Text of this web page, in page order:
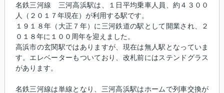
名鉄三河線 三河高浜駅は、１日平均乗車人員、約４３００
人（２０１７年現在）が利用する駅です。
１９１８年（大正７年）に三河鉄道の駅として開業され、２
０１８年に１００周年を迎えました。
高浜市の玄関駅ではありますが、現在は無人駅となっていま
す。エレベーターもついており、改札前にはステンドグラス
があります。
名鉄三河線は単線となり、三河高浜駅はホームで列車交換が